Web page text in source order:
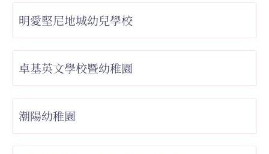
明愛堅尼地城幼兒學校
卓基英文學校暨幼稚園
潮陽幼稚園